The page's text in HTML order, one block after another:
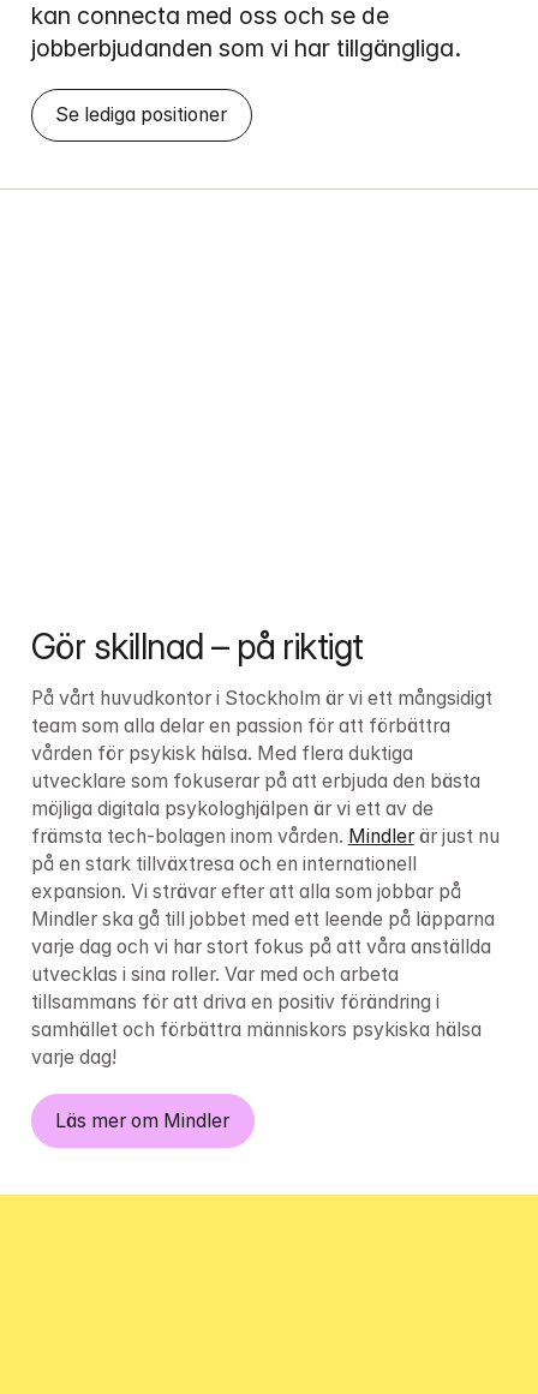
kan connecta med oss och se de
jobberbjudanden som vi har tillgängliga.
Se lediga positioner
Gör skillnad – på riktigt
På vårt huvudkontor i Stockholm är vi ett mångsidigt
team som alla delar en passion för att förbättra
vården för psykisk hälsa. Med flera duktiga
utvecklare som fokuserar på att erbjuda den bästa
möjliga digitala psykologhjälpen är vi ett av de
främsta tech-bolagen inom vården. Mindler är just nu
på en stark tillväxtresa och en internationell
expansion. Vi strävar efter att alla som jobbar på
Mindler ska gå till jobbet med ett leende på läpparna
varje dag och vi har stort fokus på att våra anställda
utvecklas i sina roller. Var med och arbeta
tillsammans för att driva en positiv förändring i
samhället och förbättra människors psykiska hälsa
varje dag!
Läs mer om Mindler